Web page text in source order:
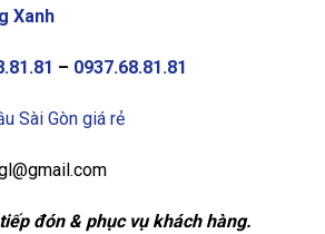
Xanh
– 0937.68.81.81
Sài Gòn giá rẻ
đón & phục vụ khách hàng.